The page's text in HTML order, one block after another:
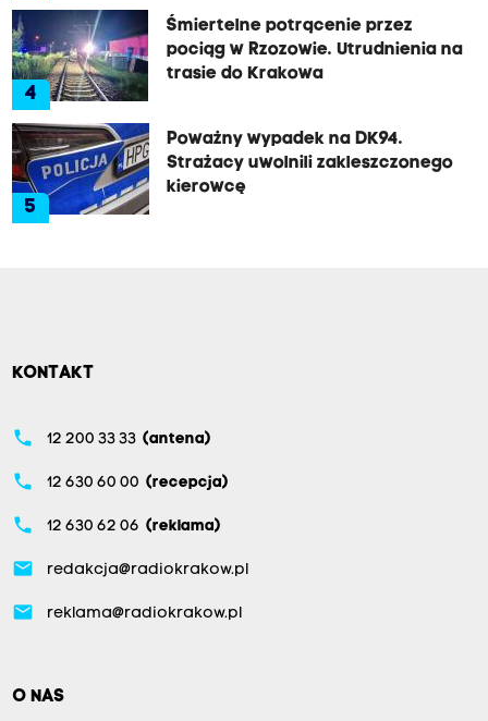
4
Śmiertelne potrącenie przez
pociąg w Rzozowie. Utrudnienia na
trasie do Krakowa
5
Poważny wypadek na DK94.
Strażacy uwolnili zakleszczonego
kierowcę
KONTAKT
phone 12 200 33 33 (antena)
phone 12 630 60 00 (recepcja)
phone 12 630 62 06 (reklama)
email redakcja@radiokrakow.pl
email reklama@radiokrakow.pl
O NAS